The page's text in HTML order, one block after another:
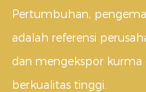
Pertumbuhan,
adalah referensi
dan mengekspor kurma
berkualitas tinggi.